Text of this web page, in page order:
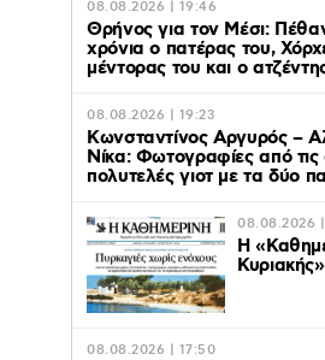
08.08.2026 | 19:46
Θρήνος για τον Μέσι:
χρόνια ο πατέρας του,
μέντορας του και ο
08.08.2026 | 19:23
Κωνσταντίνος Αργυρός –
Νίκα: Φωτογραφίες από τις
πολυτελές γιοτ με τα δύο
08.08.2026
H
Κυριακής»
08.08.2026 | 17:50